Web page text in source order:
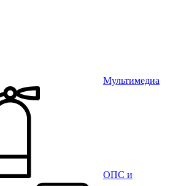
Мультимедиа
ОПС и